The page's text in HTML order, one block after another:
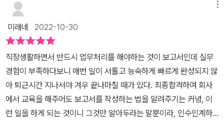
를 정리하고 원인을 분석해서 개선 방안을 제시하고 공유하는 것을
목적으로 한다. 결과 보고의 구성을 간단히 설명하면 다음과 같다. 먼
저 '결과 요약'을 제시한다. 그다음 '진행 내용'과 '결과 상세(지표 분
석)'를 공유한 뒤, '원인 분석'을 한 후 마지막으로 '결과 보고에서 얻을
수 있는 시서점'을 정리하면 된다.p.118어떤 자료가 좋은 자료일까?
필자가 생각하는 좋은 자료는 충분성, 신뢰성, 정확성, 적합성을 가지
는 자료다.자료에서 충분성이란 '자료가 수량적으로 충분해야 함'을
말한다.자료에서 신뢰성이란 '자료의 출처가 명확하고 공신력 있어야
시급한 업무만 해결하려 했으니 당연한 수순이었다. 보고서는 글로
나누는 필답 같은 건데, 상사 분들이 보시기에 나는 동문서답만을 하
는 직원이라 답답했을 그 마음이 아주 조금 공감이 되기도 한다.​아울
러, 중간보고 없이 결과만 달랑 드리는 건 내 뜻대로 다 했으니 (상사
분들은) 결재만 해 주세요~! 이렇게 응석을 부렸던 거구나 싶어 아차
싶었다. 카페에서 홀로 책을 보고 있었음에도 얼굴이 홍시처럼 붉어
졌다. 2. 헷갈리지 않는, 명확한 보고서* 스토리 라인 잘 짜기- 이건
모든 글의 기초이자 핵심이지만 특히나 간단명료하게 써야 하는 보고
로 알고 있었다. 이 회사가 주목을 받게 된 것은 몇 년 되지 않는 것으
로 알고 있다. 그 당시 공무원 쪽 명 강사들이 메가스터디로 이적하면
서 단숨에 메가스터디가 주목을 받았고 책 만드는 회사가 분명히 있
을 거라고는 생각했지만 지금 소개하는 “보고서 잘 쓰는 법” 이라는
책을 출간할 줄은 정말 몰랐다. 물론 필자가 서평 초보자인 데다가 P
C고장을 최소 50일 이상 겪었던 탓에 출판업계에 대한 정보가 취약
했던 것도 한 이유가 되겠다. “신입 때 알았더라면 좋았을 보고서 잘
쓰는 법” 은 메가스터디와 탈잉의 러닝 시리즈이다. 벌써 2권인데 향
후 어떤 종류의 책이 나올지 기대가 많이 된다. 보고서 잘 쓰는 법의
미래네 2022-10-30
직장생활하면서 반드시 업무처리를 해야하는 것이 보고서인데 실무
경험이 부족하다보니 매번 일이 서툴고 능숙하게 빠르게 완성되지 않
아 퇴근시간 지나서야 겨우 끝나마칠 때가 있다. 최종합격하여 회사
에서 교육을 해주어도 보고서를 작성하는 법을 알려주기는 커녕, 이
런 일을 하게 되는 것이니 그것만 알아두라는 말뿐이라, 인수인계하